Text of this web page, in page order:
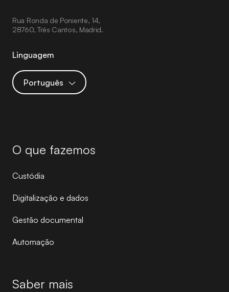
Rua Ronda de Poniente, 14,
28760, Três Cantos, Madrid.
Linguagem
Português
O que fazemos
Custódia
Digitalização e dados
Gestão documental
Automação
Saber mais